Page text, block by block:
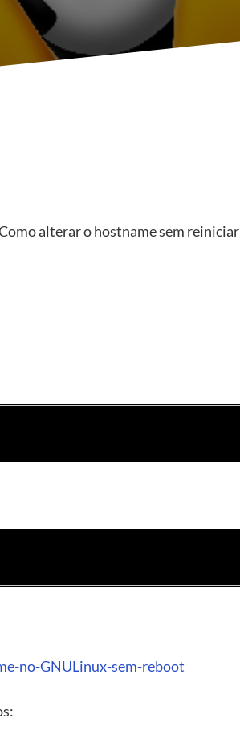
alterar o hostname sem reiniciar
no-GNULinux-sem-reboot